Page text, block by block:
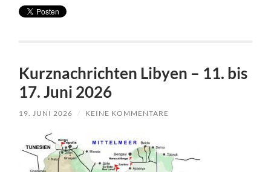
Kurznachrichten Libyen – 11. bis
17. Juni 2026
19. JUNI 2026 / KEINE KOMMENTARE